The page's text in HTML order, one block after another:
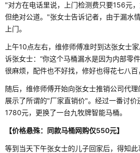
"对方在电话里说，上门检测费只要156元，
但绝对公道。"张女士告诉记者，由于漏水
上门。
上午10点左右，维修师傅准时到达张女士
诉张女士：“你这个马桶漏水是因为内部零
很麻烦，配件也不好找，修好也得花七八百
随后，维修师傅开始向张女士推销公司代
展示了所谓的"厂家直销价"。经过一番讨价
1780元，更换了一台九牧牌智能马桶。
【价格悬殊：同款马桶网购仅550元】
等到当天下午张女士的儿子回家后，得知